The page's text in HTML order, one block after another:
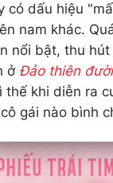
có dấu hiệu
nam khác.
nổi bật, thu
ở Đảo thiên
khi diễn ra
gái nào bình